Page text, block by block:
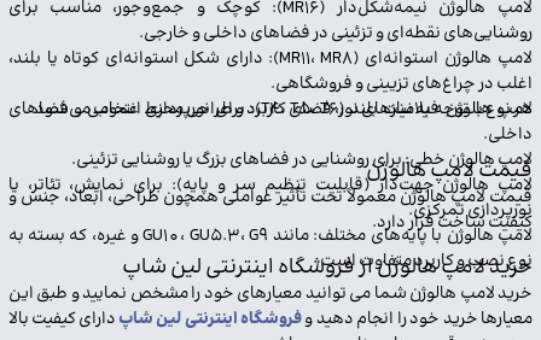
لامپ هالوژن نیمه‌شکل‌دار (MR16): کوچک و جمع‌وجور، مناسب برای
روشنایی‌های نقطه‌ای و تزئینی در فضاهای داخلی و خارجی.
لامپ هالوژن استوانه‌ای (MR11، MR8): دارای شکل استوانه‌ای کوتاه یا بلند،
اغلب در چراغ‌های تزیینی و فروشگاهی.
لامپ هالوژن فیلامنت بلند (T4، T5، T6): برای نورپردازی عمومی و فضاهای
داخلی.
لامپ هالوژن خطی: برای روشنایی در فضاهای بزرگ یا روشنایی تزئینی.
لامپ هالوژن جهت‌دار (قابلیت تنظیم سر و پایه): برای نمایش، تئاتر، یا
نورپردازی تمرکزی.
لامپ هالوژن با پایه‌های مختلف: مانند GU10، GU5.3، G9 و غیره، که بسته به
نوع نصب و کاربرد متفاوت است.
هر نوع با توجه به نیازهای نور، فضای کاربرد و طراحی محیط انتخاب می‌شود
قیمت لامپ هالوژن
قیمت لامپ هالوژن معمولاً تحت تأثیر عواملی همچون طراحی، ابعاد، جنس و
کیفیت ساخت قرار دارد.
خرید لامپ هالوژن از فروشگاه اینترنتی لین شاپ
خرید لامپ هالوژن شما می توانید معیارهای خود را مشخص نمایید و طبق این
معیارها خرید خود را انجام دهید وفروشگاه اینترنتی لین شاپدارای کیفیت بالا